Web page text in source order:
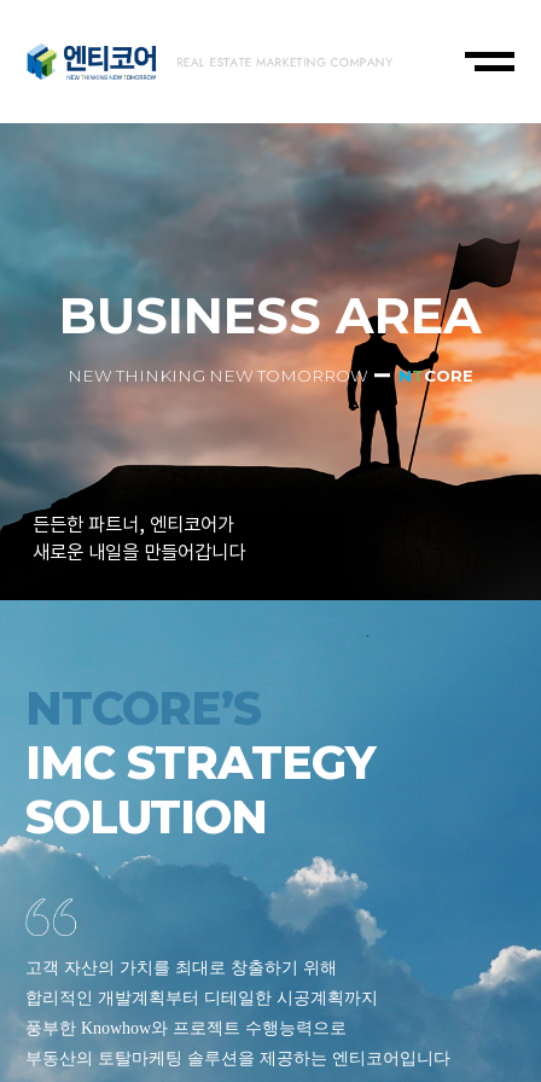
BUSINESS AREA
NEW THINKING NEW TOMORROW NTCORE
든든한 파트너, 엔티코어가
새로운 내일을 만들어갑니다
NTCORE’S
IMC STRATEGY
SOLUTION
고객 자산의 가치를 최대로 창출하기 위해
합리적인 개발계획부터 디테일한 시공계획까지
풍부한 Knowhow와 프로젝트 수행능력으로
부동산의 토탈마케팅 솔루션을 제공하는 엔티코어입니다